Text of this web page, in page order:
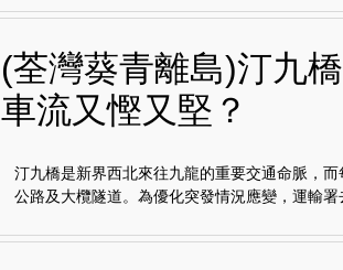
(荃灣葵青離島)汀九
車流又慳又堅？
汀九橋是新界西北來往九龍的重要交通命脈，
公路及大欖隧道。為優化突發情況應變，運輸署